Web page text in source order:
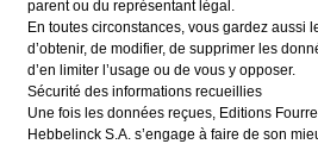
parent ou du représentant légal.
En toutes circonstances, vous gardez aussi
d’obtenir, de modifier, de supprimer les
d’en limiter l’usage ou de vous y opposer.
Sécurité des informations recueillies
Une fois les données reçues, Editions
Hebbelinck S.A. s’engage à faire de son